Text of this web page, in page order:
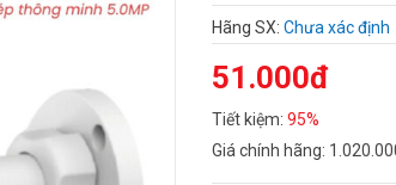
Hãng SX: Chưa xác định
51.000đ
Tiết kiệm: 95%
Giá chính hãng: